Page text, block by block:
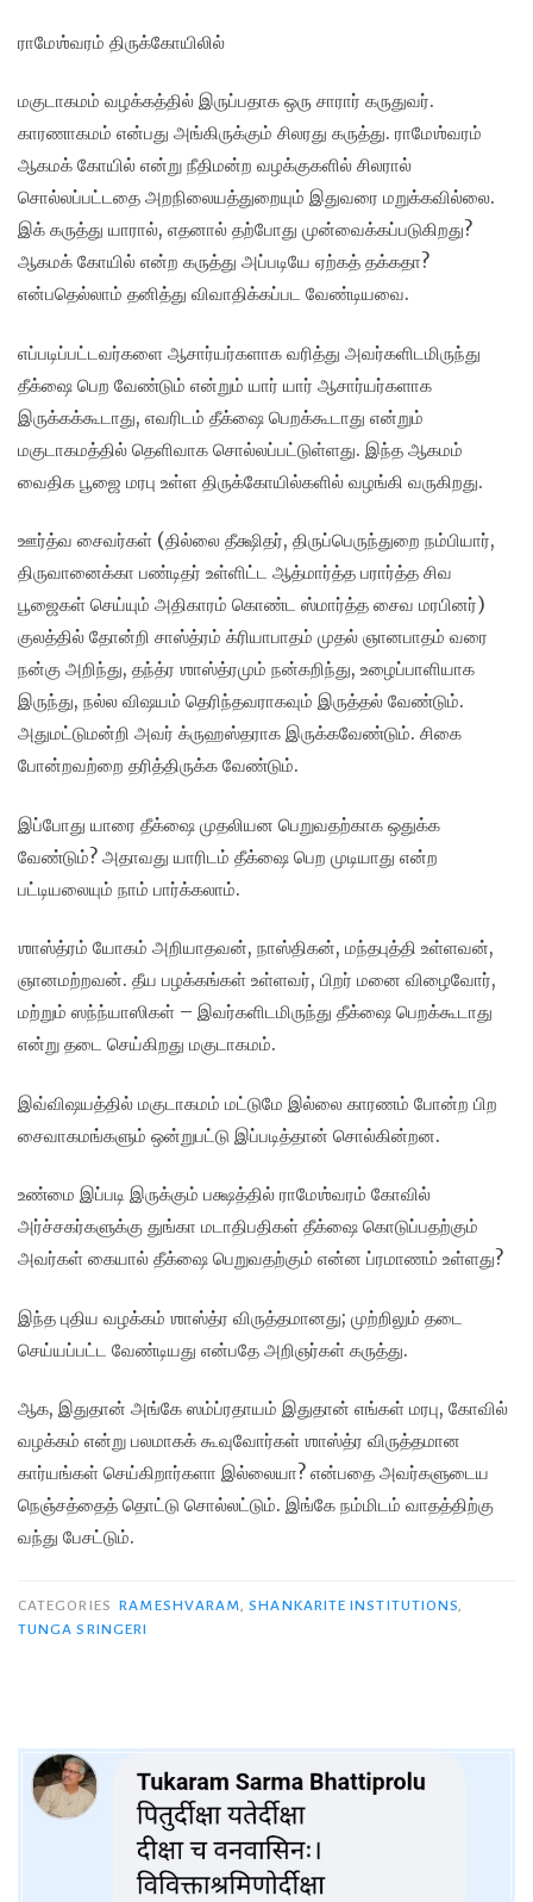
ராமேஶ்வரம் திருக்கோயிலில்
மகுடாகமம் வழக்கத்தில் இருப்பதாக ஒரு சாரார் கருதுவர்.
காரணாகமம் என்பது அங்கிருக்கும் சிலரது கருத்து. ராமேஶ்வரம்
ஆகமக் கோயில் என்று நீதிமன்ற வழக்குகளில் சிலரால்
சொல்லப்பட்டதை அறநிலையத்துறையும் இதுவரை மறுக்கவில்லை.
இக் கருத்து யாரால், எதனால் தற்போது முன்வைக்கப்படுகிறது?
ஆகமக் கோயில் என்ற கருத்து அப்படியே ஏற்கத் தக்கதா?
என்பதெல்லாம் தனித்து விவாதிக்கப்பட வேண்டியவை.
எப்படிப்பட்டவர்களை ஆசார்யர்களாக வரித்து அவர்களிடமிருந்து
தீக்ஷை பெற வேண்டும் என்றும் யார் யார் ஆசார்யர்களாக
இருக்கக்கூடாது, எவரிடம் தீக்ஷை பெறக்கூடாது என்றும்
மகுடாகமத்தில் தெளிவாக சொல்லப்பட்டுள்ளது. இந்த ஆகமம்
வைதிக பூஜை மரபு உள்ள திருக்கோயில்களில் வழங்கி வருகிறது.
ஊர்த்வ சைவர்கள் (தில்லை தீக்ஷிதர், திருப்பெருந்துறை நம்பியார்,
திருவானைக்கா பண்டிதர் உள்ளிட்ட ஆத்மார்த்த பரார்த்த சிவ
பூஜைகள் செய்யும் அதிகாரம் கொண்ட ஸ்மார்த்த சைவ மரபினர்)
குலத்தில் தோன்றி சாஸ்த்ரம் க்ரியாபாதம் முதல் ஞானபாதம் வரை
நன்கு அறிந்து, தந்த்ர ஶாஸ்த்ரமும் நன்கறிந்து, உழைப்பாளியாக
இருந்து, நல்ல விஷயம் தெரிந்தவராகவும் இருத்தல் வேண்டும்.
அதுமட்டுமன்றி அவர் க்ருஹஸ்தராக இருக்கவேண்டும். சிகை
போன்றவற்றை தரித்திருக்க வேண்டும்.
இப்போது யாரை தீக்ஷை முதலியன பெறுவதற்காக ஒதுக்க
வேண்டும்? அதாவது யாரிடம் தீக்ஷை பெற முடியாது என்ற
பட்டியலையும் நாம் பார்க்கலாம்.
ஶாஸ்த்ரம் யோகம் அறியாதவன், நாஸ்திகன், மந்தபுத்தி உள்ளவன்,
ஞானமற்றவன். தீய பழக்கங்கள் உள்ளவர், பிறர் மனை விழைவோர்,
மற்றும் ஸந்ந்யாஸிகள் – இவர்களிடமிருந்து தீக்ஷை பெறக்கூடாது
என்று தடை செய்கிறது மகுடாகமம்.
இவ்விஷயத்தில் மகுடாகமம் மட்டுமே இல்லை காரணம் போன்ற பிற
சைவாகமங்களும் ஒன்றுபட்டு இப்படித்தான் சொல்கின்றன.
உண்மை இப்படி இருக்கும் பக்ஷத்தில் ராமேஶ்வரம் கோவில்
அர்ச்சகர்களுக்கு துங்கா மடாதிபதிகள் தீக்ஷை கொடுப்பதற்கும்
அவர்கள் கையால் தீக்ஷை பெறுவதற்கும் என்ன ப்ரமாணம் உள்ளது?
இந்த புதிய வழக்கம் ஶாஸ்த்ர விருத்தமானது; முற்றிலும் தடை
செய்யப்பட்ட வேண்டியது என்பதே அறிஞர்கள் கருத்து.
ஆக, இதுதான் அங்கே ஸம்ப்ரதாயம் இதுதான் எங்கள் மரபு, கோவில்
வழக்கம் என்று பலமாகக் கூவுவோர்கள் ஶாஸ்த்ர விருத்தமான
கார்யங்கள் செய்கிறார்களா இல்லையா? என்பதை அவர்களுடைய
நெஞ்சத்தைத் தொட்டு சொல்லட்டும். இங்கே நம்மிடம் வாதத்திற்கு
வந்து பேசட்டும்.
CATEGORIES RAMESHVARAM ,SHANKARITE INSTITUTIONS
TUNGA SRINGERI